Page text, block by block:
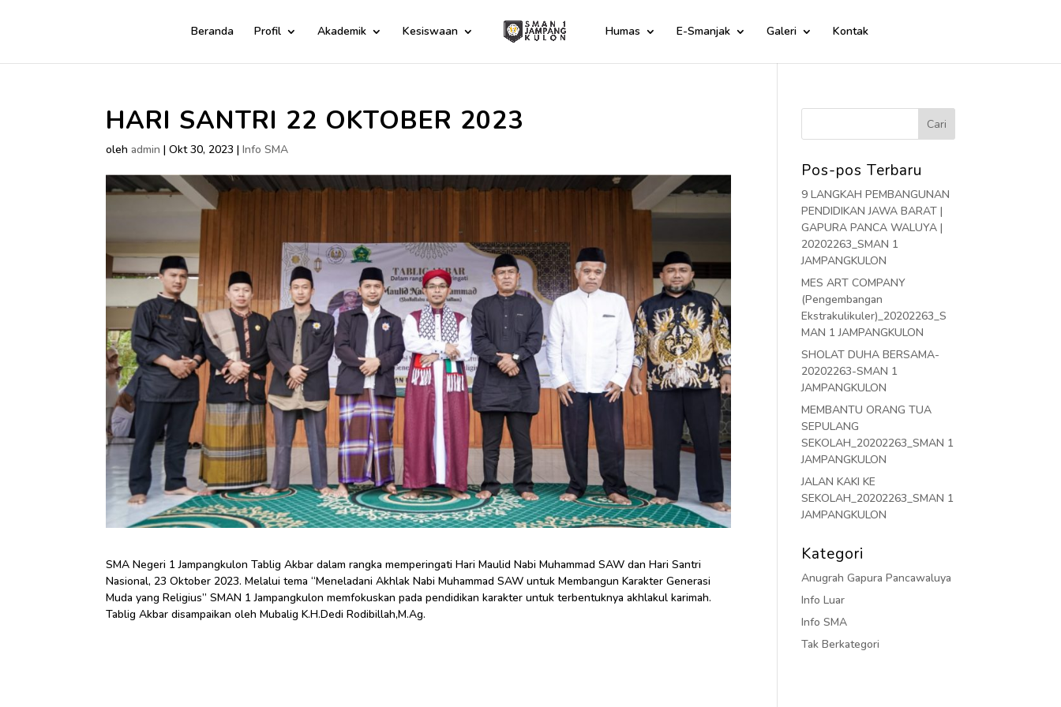
Beranda Profil Akademik Kesiswaan Humas E-Smanjak Galeri Kontak
HARI SANTRI 22 OKTOBER 2023
olehadmin |Okt 30, 2023 |Info SMA
SMA Negeri 1 Jampangkulon Tablig Akbar dalam rangka memperingati Hari Maulid Nabi Muhammad SAW dan Hari Santri
Nasional, 23 Oktober 2023. Melalui tema “Meneladani Akhlak Nabi Muhammad SAW untuk Membangun Karakter Generasi
Muda yang Religius” SMAN 1 Jampangkulon memfokuskan pada pendidikan karakter untuk terbentuknya akhlakul karimah.
Tablig Akbar disampaikan oleh Mubalig K.H.Dedi Rodibillah,M.Ag.
Pos-pos Terbaru
9 LANGKAH PEMBANGUNAN
PENDIDIKAN JAWA BARAT |
GAPURA PANCA WALUYA |
20202263_SMAN 1
JAMPANGKULON
MES ART COMPANY
(Pengembangan
Ekstrakulikuler)_20202263_S
MAN 1 JAMPANGKULON
SHOLAT DUHA BERSAMA-
20202263-SMAN 1
JAMPANGKULON
MEMBANTU ORANG TUA
SEPULANG
SEKOLAH_20202263_SMAN 1
JAMPANGKULON
JALAN KAKI KE
SEKOLAH_20202263_SMAN 1
JAMPANGKULON
Kategori
Anugrah Gapura Pancawaluya
Info Luar
Info SMA
Tak Berkategori